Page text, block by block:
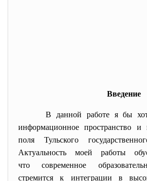
Введение
В данной работе я бы
информационное пространство и
поля Тульского
Актуальность моей работы
что современное
стремится к интеграции в